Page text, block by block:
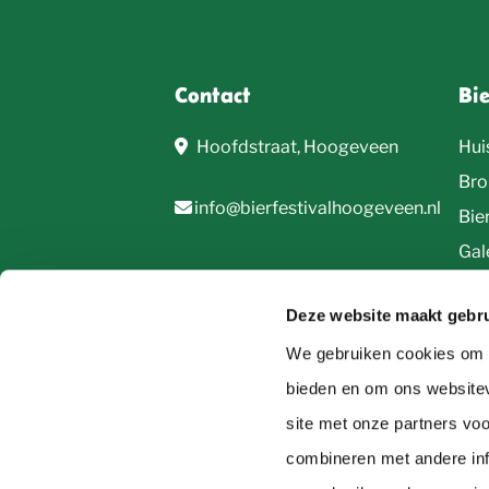
Deze website maakt
We gebruiken cookies
bieden en om ons
site met onze partners
combineren met andere
Contact
Hoofdstraat, Hoogeveen
info@bierfestivalhoogeveen.nl
© 2026, Bierfestival Hoogeveen